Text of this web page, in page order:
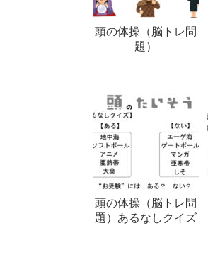
頭の体操（脳トレ問
題）
頭の体操（脳トレ問
題）あるなしクイズ